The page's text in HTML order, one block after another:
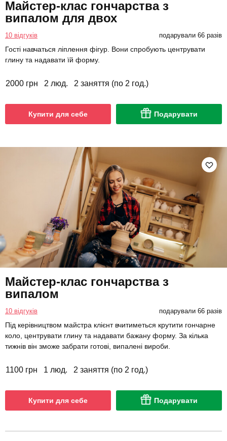
Майстер-клас гончарства з
випалом для двох
10 відгуків подарували 66 разів
Гості навчаться ліплення фігур. Вони спробують центрувати
глину та надавати їй форму.
2000 грн 2 люд. 2 заняття (по 2 год.)
Купити для себе Подарувати
Майстер-клас гончарства з
випалом
10 відгуків подарували 66 разів
Під керівництвом майстра клієнт вчитиметься крутити гончарне
коло, центрувати глину та надавати бажану форму. За кілька
тижнів він зможе забрати готові, випалені вироби.
1100 грн 1 люд. 2 заняття (по 2 год.)
Купити для себе Подарувати